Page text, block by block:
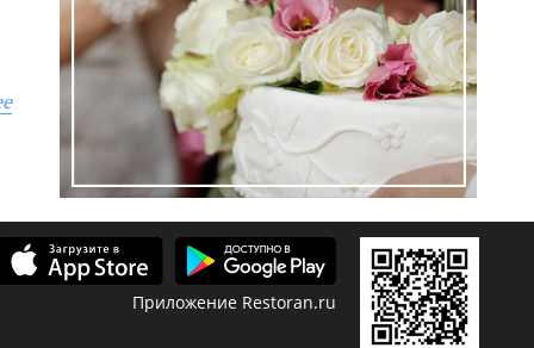
Приложение Restoran.ru